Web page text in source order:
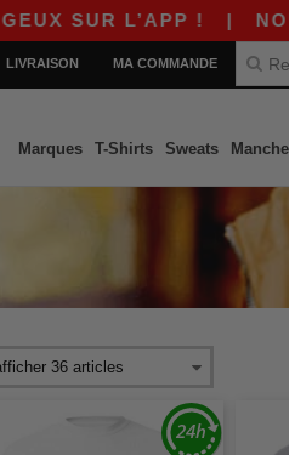
L’APP !|
LIVRAISON MA COMMANDE
Marques T-Shirts Sweats